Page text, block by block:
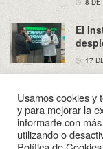
8 DE
El
17
Sobre Nosotros
Usamos cookies y
y para mejorar la
informarte con
utilizando o